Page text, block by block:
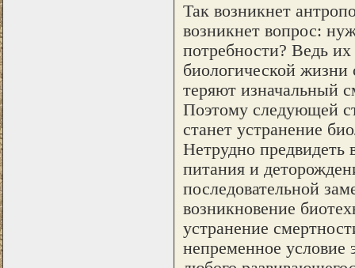
Так возникнет
возникнет вопрос:
потребности? Ведь
биологической
теряют изначальный
Поэтому следующей
станет устранение
Нетрудно предвидеть
питания и
последовательной
возникновение
устранение
непременное